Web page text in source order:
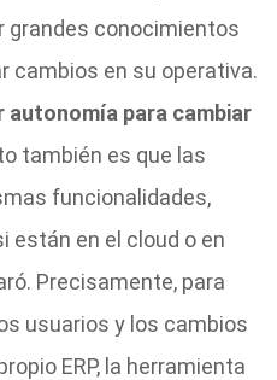
grandes conocimientos
cambios en su operativa.
para cambiar
también es que las
funcionalidades,
están en el cloud o en
Precisamente, para
usuarios y los cambios
ERP, la herramienta